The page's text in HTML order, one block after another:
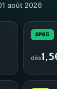
août 2026
SP95
dès